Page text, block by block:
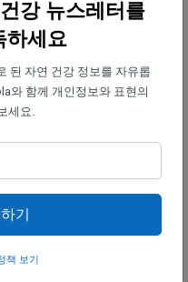
혔습니다만, 대부분 제
성분 내용을 밝히지 않
인 파라핀 왁스, 폴리
및 활석을 씹을 수 있
다.
미백제로 사용되지만
과 관련되며 특히 나
강 뉴스레터를
하세요
된 자연 건강 정보를 자유롭
와 함께 개인정보와 표현의
세요.
기
책 보기